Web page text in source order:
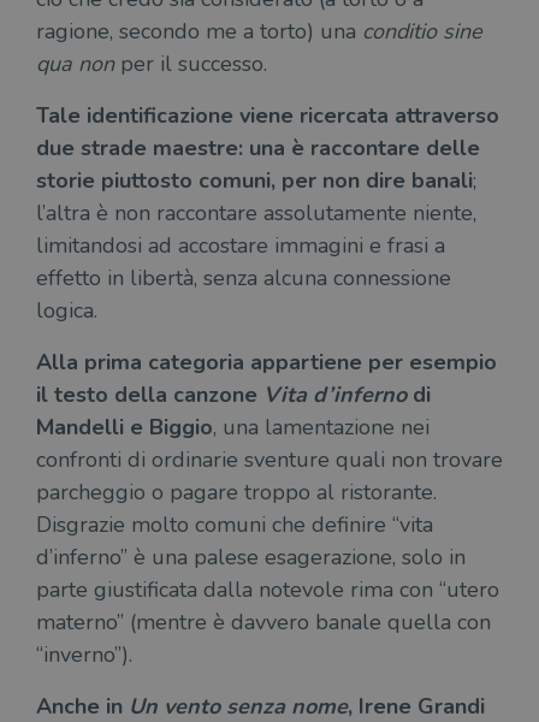
ragione, secondo me a torto) una conditio sine
qua nonper il successo.
Tale identificazione viene ricercata attraverso
due strade maestre: una è raccontare delle
storie piuttosto comuni, per non dire banali;
l’altra è non raccontare assolutamente niente,
limitandosi ad accostare immagini e frasi a
effetto in libertà, senza alcuna connessione
logica.
Alla prima categoria appartiene per esempio
il testo della canzone Vita d’infernodi
Mandelli e Biggio, una lamentazione nei
confronti di ordinarie sventure quali non trovare
parcheggio o pagare troppo al ristorante.
Disgrazie molto comuni che definire “vita
d’inferno” è una palese esagerazione, solo in
parte giustificata dalla notevole rima con “utero
materno” (mentre è davvero banale quella con
“inverno”).
Anche in Un vento senza nome, Irene Grandi